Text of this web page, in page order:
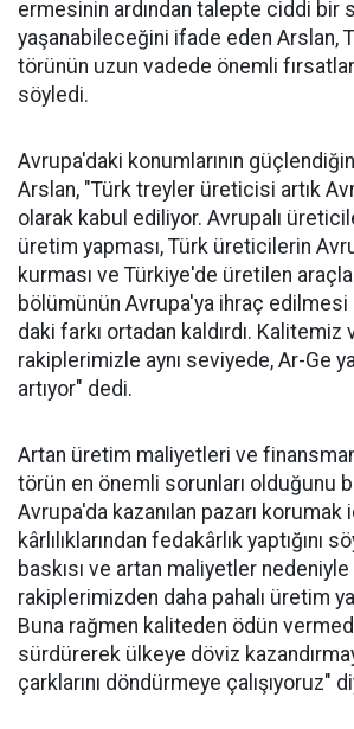
ermesinin ardından talepte ciddi bir
yaşanabileceğini ifa­de eden Arslan,
törünün uzun vadede önemli fır­satlar
söyledi.
Avrupa'daki konumlarının
Arslan, "Türk treyler üreticisi artık
ola­rak kabul ediliyor. Avrupalı
üre­tim yapması, Türk üreticilerin
kurması ve Türkiye'de üreti­len
bölümünün Avru­pa'ya ihraç edilme­si
daki farkı ortadan kaldırdı.
ra­kiplerimizle aynı seviyede, Ar-Ge
ar­tıyor" dedi.
Artan üretim ma­liyetleri ve
törün en önemli sorunları oldu­ğunu
Avrupa'da kazanılan pazarı
kârlılıklarından fe­dakârlık yaptığını
baskısı ve artan maliyetler nedeniyle
rakiplerimiz­den daha pahalı üretim
Buna rağmen kaliteden ödün
sürdüre­rek ülkeye döviz
çarklarını döndürmeye ça­lışıyoruz"